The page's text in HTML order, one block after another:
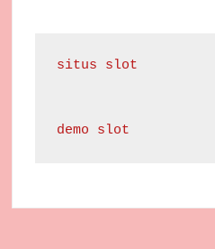
situs slot
demo slot